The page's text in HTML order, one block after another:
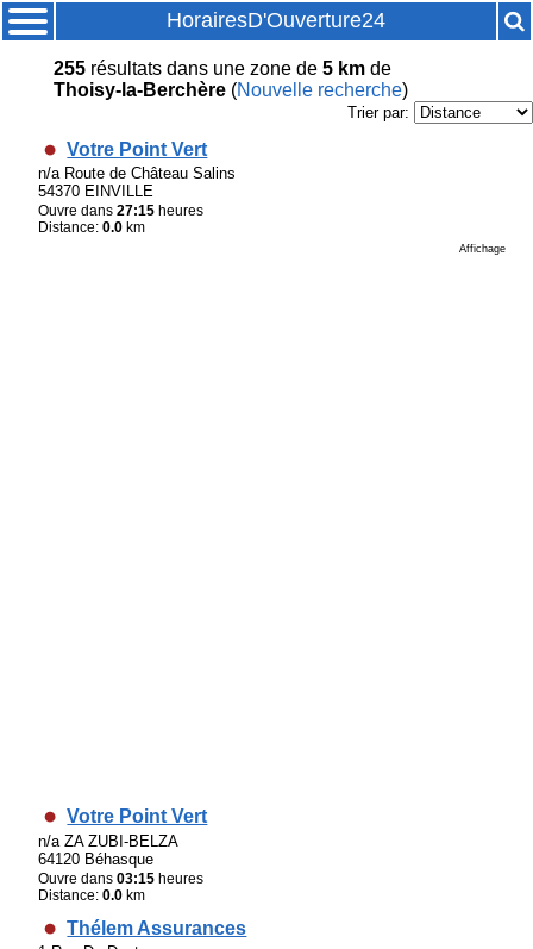
HorairesD'Ouverture24
255résultatsdans une zone de 5 kmde
Thoisy-la-Berchère(Nouvelle recherche)
Trier par:
Votre Point Vert
n/a Route de Château Salins
54370 EINVILLE
Ouvre dans27:15 heures
Distance:0.0 km
Affichage
Votre Point Vert
n/a ZA ZUBI-BELZA
64120 Béhasque
Ouvre dans03:15 heures
Distance:0.0 km
Thélem Assurances